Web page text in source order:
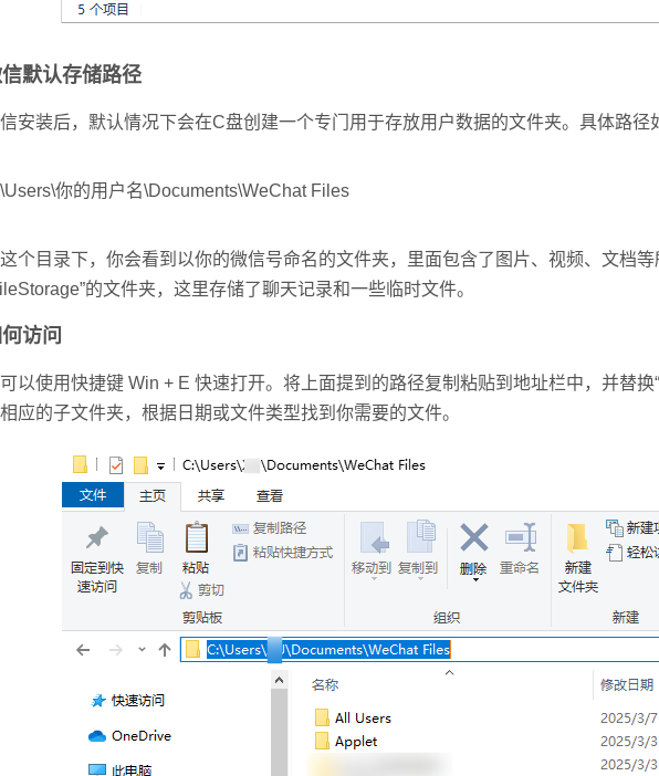
默认存储路径
安装后，默认情况下会在C盘创建一个专门用于存放用户数据的文件夹。具体路径
你的用户名\Documents\WeChat Files
个目录下，你会看到以你的微信号命名的文件夹，里面包含了图片、视频、文档
的文件夹，这里存储了聊天记录和一些临时文件。
访问
以使用快捷键 Win + E 快速打开。 将上面提到的路径复制粘贴到地址栏中，并替换
应的子文件夹，根据日期或文件类型找到你需要的文件。